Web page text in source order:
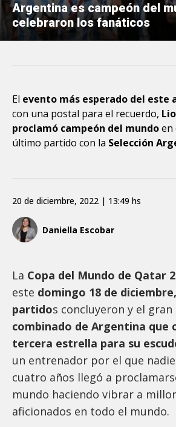
Argentina es campeón del
celebraron los fanáticos
El evento más esperado del este
con una postal para el recuerdo,
proclamó campeón del mundoen
último partido con la Selección
Daniella Escobar
20 de diciembre, 2022 | 13:49 hs
La Copa del Mundo de Qatar
este domingo 18 de
partidos concluyeron y el
combinado de Argentina que
tercera estrella para su
un entrenador por el que
cuatro años llegó a
mundo haciendo vibrar a
aficionados en todo el mundo.